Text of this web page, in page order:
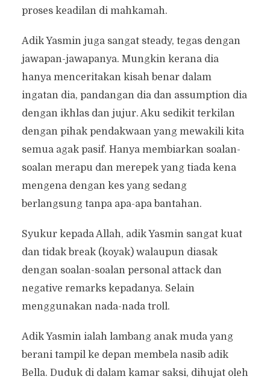
proses keadilan di mahkamah.
Adik Yasmin juga sangat steady, tegas dengan
jawapan-jawapanya. Mungkin kerana dia
hanya menceritakan kisah benar dalam
ingatan dia, pandangan dia dan assumption dia
dengan ikhlas dan jujur. Aku sedikit terkilan
dengan pihak pendakwaan yang mewakili kita
semua agak pasif. Hanya membiarkan soalan-
soalan merapu dan merepek yang tiada kena
mengena dengan kes yang sedang
berlangsung tanpa apa-apa bantahan.
Syukur kepada Allah, adik Yasmin sangat kuat
dan tidak break (koyak) walaupun diasak
dengan soalan-soalan personal attack dan
negative remarks kepadanya. Selain
menggunakan nada-nada troll.
Adik Yasmin ialah lambang anak muda yang
berani tampil ke depan membela nasib adik
Bella. Duduk di dalam kamar saksi, dihujat oleh